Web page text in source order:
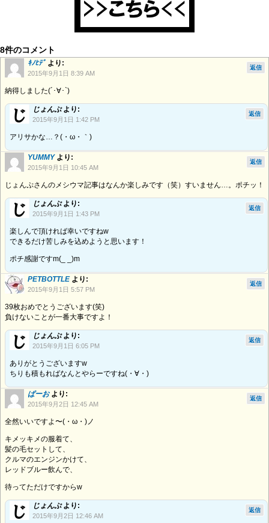
8件のコメント
ｷﾉﾋﾃﾞ より:
2015年9月1日 8:39 AM
納得しました(´･∀･`)
返信
じょんぷ より:
2015年9月1日 1:42 PM
アリサかな…？(・ω・｀)
返信
YUMMY より:
2015年9月1日 10:45 AM
じょんぷさんのメシウマ記事はなんか楽しみです（笑）すいません…。ポチッ！
返信
じょんぷ より:
2015年9月1日 1:43 PM
楽しんで頂ければ幸いですねw
できるだけ苦しみを込めようと思います！
ポチ感謝ですm(_ _)m
返信
PETBOTTLE より:
2015年9月1日 5:57 PM
39枚おめでとうございます(笑)
負けないことが一番大事ですよ！
返信
じょんぷ より:
2015年9月1日 6:05 PM
ありがとうございますw
ちりも積もればなんとやらーですね(・∀・)
返信
ぱーお より:
2015年9月2日 12:45 AM
全然いいですよ〜(・ω・)ノ
キメッキメの服着て、
髪の毛セットして、
クルマのエンジンかけて、
レッドブルー飲んで、
待ってただけですからw
返信
じょんぷ より:
2015年9月2日 12:46 AM
返信